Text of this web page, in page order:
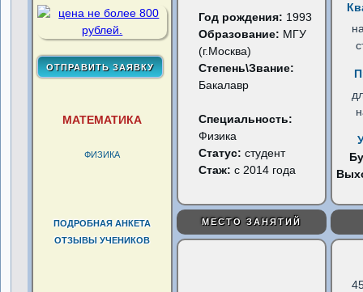
МАТЕМАТИКА
ФИЗИКА
ПОДРОБНАЯ АНКЕТА
ОТЗЫВЫ УЧЕНИКОВ
Год рождения: 1993
Образование: МГУ
(г.Москва)
Степень\Звание:
Бакалавр
Специальность:
Физика
Статус:студент
Стаж: с 2014 года
МЕСТО ЗАНЯТИЙ